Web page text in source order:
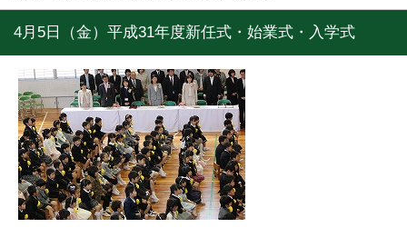
4月5日（金）平成31年度新任式・始業式・入学式